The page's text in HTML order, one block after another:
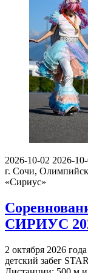
2026-10-02 2026-
г. Сочи,
«Сириус»
СИРИУС
2 октября 2026
детский забег